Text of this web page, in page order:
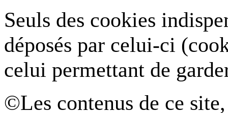
Seuls des cookies
déposés par celui-ci
celui permettant de
©Les contenus de ce